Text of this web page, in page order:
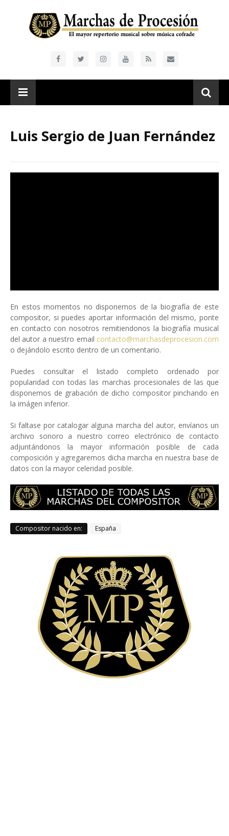
Luis Sergio de Juan Fernández
En estos momentos no disponemos de la biografía de este
compositor, si puedes aportar información del mismo, ponte
en contacto con nosotros remitiendonos la biografía musical
del autor a nuestro email contacto@marchasdeprocesion.com
o dejándolo escrito dentro de un comentario.
Puedes consultar el listado completo ordenado por
popularidad con todas las marchas procesionales de las que
disponemos de grabación de dicho compositor pinchando en
la imágen inferior.
Si faltase por catalogar alguna marcha del autor, envíanos un
archivo sonoro a nuestro correo electrónico de contacto
adjuntándonos la mayor información posible de cada
composición y agregaremos dicha marcha en nuestra base de
datos con la mayor celeridad posible.
Compositor nacido en: España